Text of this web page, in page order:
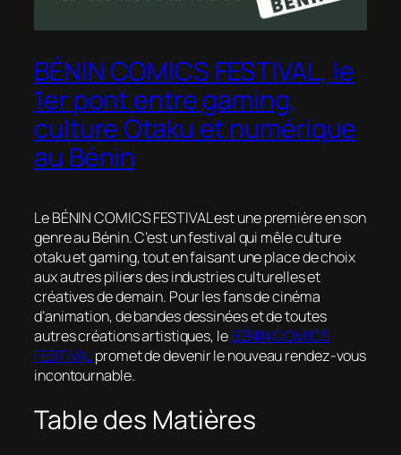
BÉNIN COMICS FESTIVAL, le
1er pont entre gaming,
culture Otaku et numérique
au Bénin
Le BÉNIN COMICS FESTIVAL est une première en son
genre au Bénin. C’est un festival qui mêle culture
otaku et gaming, tout en faisant une place de choix
aux autres piliers des industries culturelles et
créatives de demain. Pour les fans de cinéma
d’animation, de bandes dessinées et de toutes
autres créations artistiques, leBÉNIN COMICS
FESTIVALpromet de devenir le nouveau rendez-vous
incontournable.
Table des Matières